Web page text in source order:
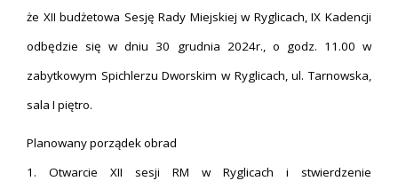
że XII budżetowa Sesję Rady Miejskiej w Ryglicach, IX Kadencji
odbędzie się w dniu 30 grudnia 2024r., o godz. 11.00 w
zabytkowym Spichlerzu Dworskim w Ryglicach, ul. Tarnowska,
sala I piętro.
Planowany porządek obrad
1. Otwarcie XII sesji RM w Ryglicach i stwierdzenie